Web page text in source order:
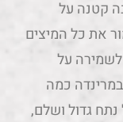
קטנה על
את כל המיצים
לשמירה על
כמה
גדול ושלם,